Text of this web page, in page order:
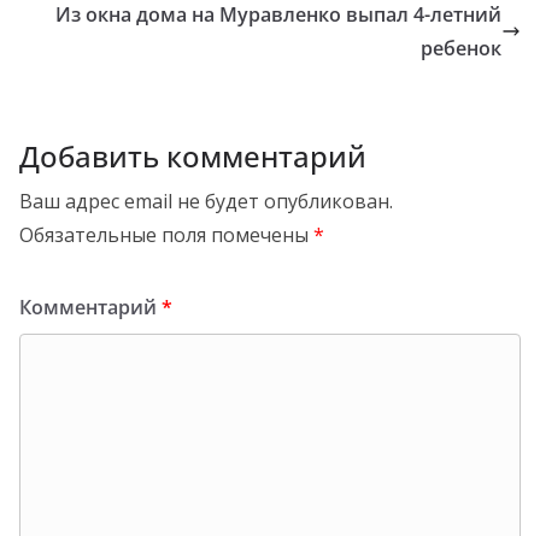
Из окна дома на Муравленко выпал 4-летний
ребенок
Добавить комментарий
Ваш адрес email не будет опубликован.
Обязательные поля помечены *
Комментарий *